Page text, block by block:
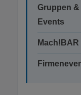
Gruppen &
Events
Mach!BAR